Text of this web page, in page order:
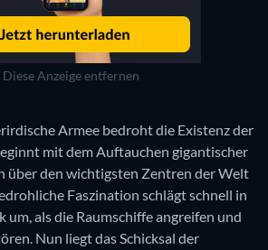
Diese Anzeige entfernen
Armee bedroht die Existenz der
mit dem Auftauchen gigantischer
über den wichtigsten Zentren der Welt
Faszination schlägt schnell in
um, als die Raumschiffe angreifen und
Nun liegt das Schicksal der